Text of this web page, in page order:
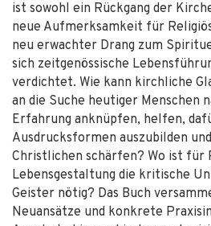
ist sowohl ein Rückgang der
neue Aufmerksamkeit für
neu erwachter Drang zum
sich zeitgenössische
verdichtet. Wie kann kirchliche
an die Suche heutiger Menschen
Erfahrung anknüpfen, helfen,
Ausdrucksformen auszubilden
Christlichen schärfen? Wo ist für
Lebensgestaltung die kritische
Geister nötig? Das Buch
Neuansätze und konkrete